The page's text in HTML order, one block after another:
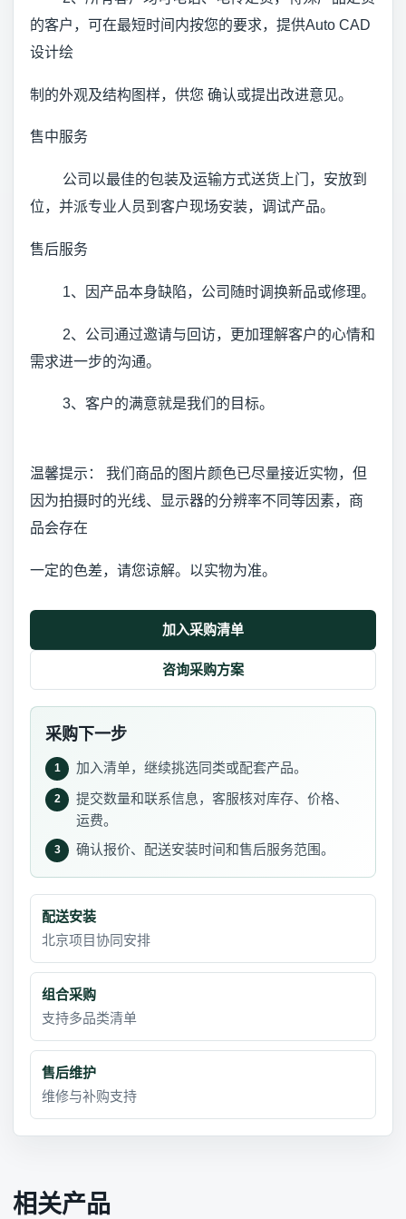
的客户，可在最短时间内按您的要求，提供Auto CAD
设计绘
制的外观及结构图样，供您 确认或提出改进意见。
售中服务
公司以最佳的包装及运输方式送货上门，安放到
位，并派专业人员到客户现场安装，调试产品。
售后服务
1、因产品本身缺陷，公司随时调换新品或修理。
2、公司通过邀请与回访，更加理解客户的心情和
需求进一步的沟通。
3、客户的满意就是我们的目标。
温馨提示： 我们商品的图片颜色已尽量接近实物，但
因为拍摄时的光线、显示器的分辨率不同等因素，商
品会存在
一定的色差，请您谅解。以实物为准。
加入采购清单
咨询采购方案
采购下一步
1 加入清单，继续挑选同类或配套产品。
2
提交数量和联系信息，客服核对库存、价格、
运费。
3 确认报价、配送安装时间和售后服务范围。
配送安装
北京项目协同安排
组合采购
支持多品类清单
售后维护
维修与补购支持
相关产品